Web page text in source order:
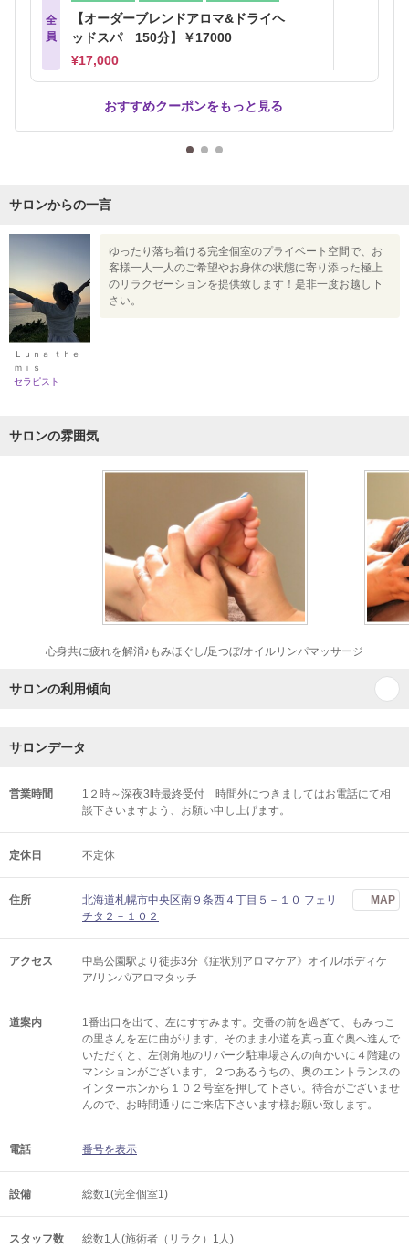
全
員
【オーダーブレンドアロマ&ドライヘ
ッドスパ 150分】￥17000
¥17,000
おすすめクーポンをもっと見る
サロンからの一言
Ｌｕｎａ ｔｈｅ
ｍｉｓ
セラピスト
ゆったり落ち着ける完全個室のプライベート空間で、お
客様一人一人のご希望やお身体の状態に寄り添った極上
のリラクゼーションを提供致します！是非一度お越し下
さい。
サロンの雰囲気
心身共に疲れを解消♪もみほぐし/足つぼ/オイルリンパマッサージ
サロンの利用傾向
サロンデータ
営業時間
1２時～深夜3時最終受付 時間外につきましてはお電話にて相
談下さいますよう、お願い申し上げます。
定休日 不定休
住所
北海道札幌市中央区南９条西４丁目５－１０ フェリ
チタ２－１０２
MAP
アクセス
中島公園駅より徒歩3分《症状別アロマケア》オイル/ボディケ
ア/リンパ/アロマタッチ
道案内
1番出口を出て、左にすすみます。交番の前を過ぎて、もみっこ
の里さんを左に曲がります。そのまま小道を真っ直ぐ奥へ進んで
いただくと、左側角地のリパーク駐車場さんの向かいに４階建の
マンションがございます。２つあるうちの、奥のエントランスの
インターホンから１０２号室を押して下さい。待合がございませ
んので、お時間通りにご来店下さいます様お願い致します。
電話 番号を表示
設備 総数1(完全個室1)
スタッフ数 総数1人(施術者（リラク）1人)